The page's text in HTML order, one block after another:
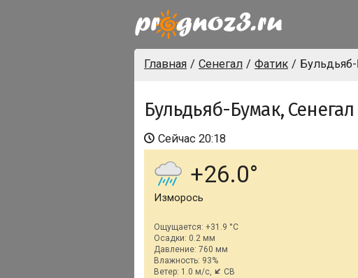
Главная Сенегал Фатик
Бульдьяб-Бумак, Сенегал
Сейчас 20:18
+26.0
Изморось
Ощущается: +31.9 °C
Осадки: 0.2 мм
Давление: 760 мм
Влажность: 93%
Ветер: 1.0 м/с,
СВ